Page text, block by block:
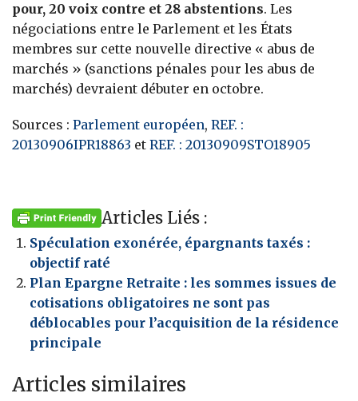
pour, 20 voix contre et 28 abstentions. Les
négociations entre le Parlement et les États
membres sur cette nouvelle directive « abus de
marchés » (sanctions pénales pour les abus de
marchés) devraient débuter en octobre.
Sources : Parlement européen, REF. :
20130906IPR18863 et REF. : 20130909STO18905
Articles Liés :
Spéculation exonérée, épargnants taxés :
objectif raté
Plan Epargne Retraite : les sommes issues de
cotisations obligatoires ne sont pas
déblocables pour l’acquisition de la résidence
principale
Articles similaires